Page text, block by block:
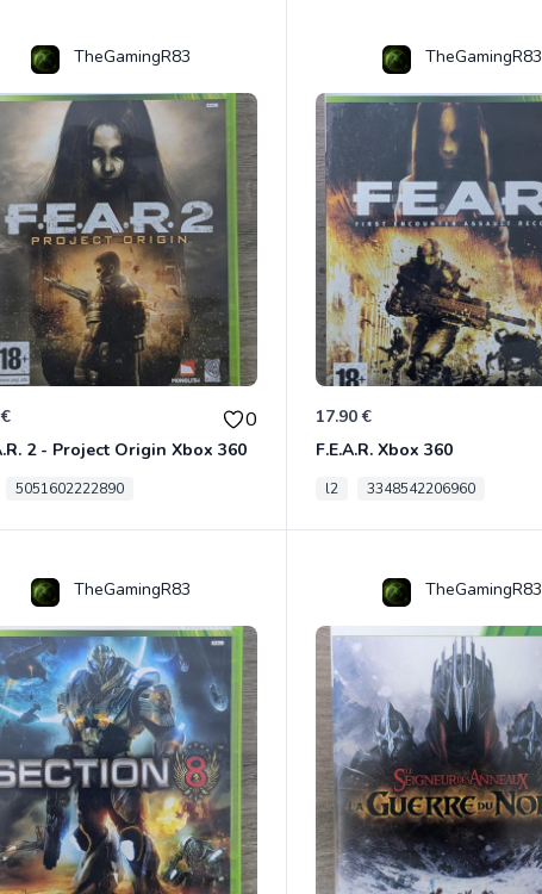
TheGamingR83
0
2 - Project Origin Xbox 360
5051602222890
TheGamingR83
17.90 €
F.E.A.R. Xbox 360
l2 3348542206960
TheGamingR83 TheGamingR83